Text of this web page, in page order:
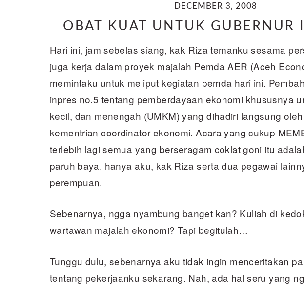
DECEMBER 3, 2008
OBAT KUAT UNTUK GUBERNUR
Hari ini, jam sebelas siang, kak Riza temanku sesama
juga kerja dalam proyek majalah Pemda AER (Aceh
memintaku untuk meliput kegiatan pemda hari ini.
inpres no.5 tentang pemberdayaan ekonomi khususnya
kecil, dan menengah (UMKM) yang dihadiri langsung
kementrian coordinator ekonomi. Acara yang cukup
terlebih lagi semua yang berseragam coklat goni itu
paruh baya, hanya aku, kak Riza serta dua pegawai
perempuan.
Sebenarnya, ngga nyambung banget kan? Kuliah di
wartawan majalah ekonomi? Tapi begitulah…
Tunggu dulu, sebenarnya aku tidak ingin menceritakan
tentang pekerjaanku sekarang. Nah, ada hal seru yang